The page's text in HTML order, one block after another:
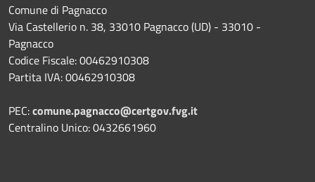
Comune di Pagnacco
Via Castellerio n. 38, 33010 Pagnacco (UD) - 33010 -
Pagnacco
Codice Fiscale: 00462910308
Partita IVA: 00462910308
PEC:comune.pagnacco@certgov.fvg.it
Centralino Unico: 0432661960